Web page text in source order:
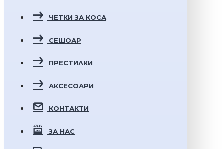
ЧЕТКИ ЗА КОСА
СЕШОАР
ПРЕСТИЛКИ
АКСЕСОАРИ
КОНТАКТИ
ЗА НАС